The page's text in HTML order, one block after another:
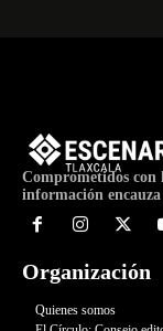
Comprometidos con
información
Organización
Quienes somos